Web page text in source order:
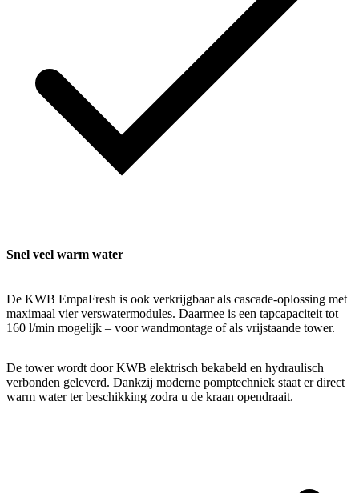
Snel veel warm water
De KWB EmpaFresh is ook verkrijgbaar als cascade-oplossing met
maximaal vier verswatermodules. Daarmee is een tapcapaciteit tot
160 l/min mogelijk – voor wandmontage of als vrijstaande tower.
De tower wordt door KWB elektrisch bekabeld en hydraulisch
verbonden geleverd. Dankzij moderne pomptechniek staat er direct
warm water ter beschikking zodra u de kraan opendraait.